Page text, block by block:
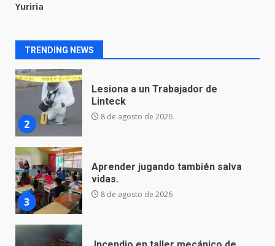
Yuriria
TRENDING NEWS
2
8 de agosto de 2026
3
Aprender jugando también salva
vidas.
8 de agosto de 2026
4
Incendio en taller mecánico de
Puerto de Águila:
7 de agosto de 2026